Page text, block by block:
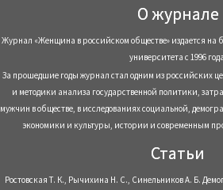
О журнале
Журнал «Женщина в российском обществе» издается на
университета с 1996
За прошедшие годы журнал стал одним из российских
и методики анализа государственной политики,
мужчин в обществе, в исследованиях социальной,
экономики и культуры, истории и современным
Статьи
Ростовская Т. К., Рычихина Н. С., Синельников А. Б.